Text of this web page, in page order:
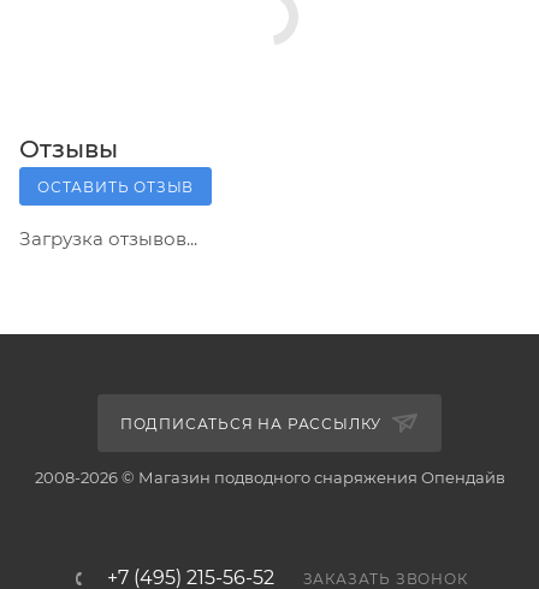
Отзывы
ОСТАВИТЬ ОТЗЫВ
Загрузка отзывов...
ПОДПИСАТЬСЯ НА РАССЫЛКУ
2008-2026 © Магазин подводного снаряжения Опендайв
+7 (495) 215-56-52 ЗАКАЗАТЬ ЗВОНОК